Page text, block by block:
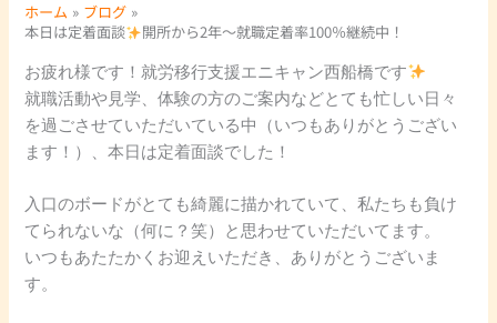
ホーム
ブログ
本日は定着面談
開所から2年～就職定着率100％継続中！
お疲れ様です！就労移行支援エニキャン西船橋です
就職活動や見学、体験の方のご案内などとても忙しい日々
を過ごさせていただいている中（いつもありがとうござい
ます！）、本日は定着面談でした！
入口のボードがとても綺麗に描かれていて、私たちも負け
てられないな（何に？笑）と思わせていただいてます。
いつもあたたかくお迎えいただき、ありがとうございま
す。